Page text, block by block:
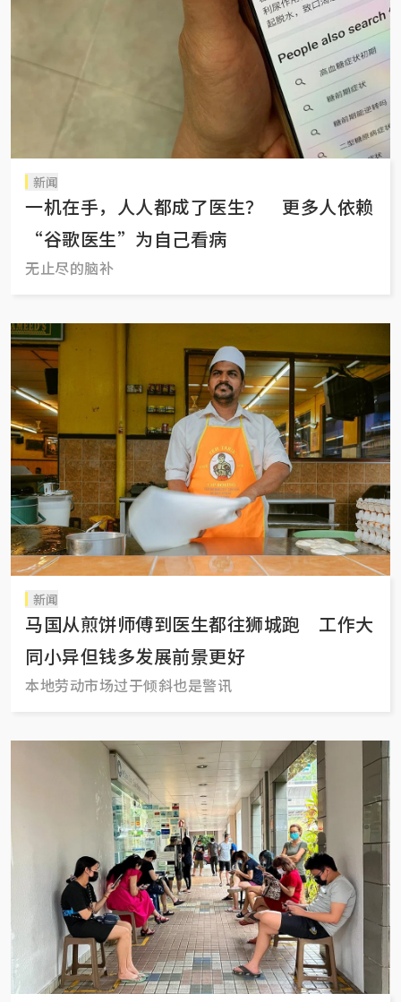
新闻
一机在手，人人都成了医生？ 更多人依赖
“谷歌医生”为自己看病
无止尽的脑补
新闻
马国从煎饼师傅到医生都往狮城跑 工作大
同小异但钱多发展前景更好
本地劳动市场过于倾斜也是警讯